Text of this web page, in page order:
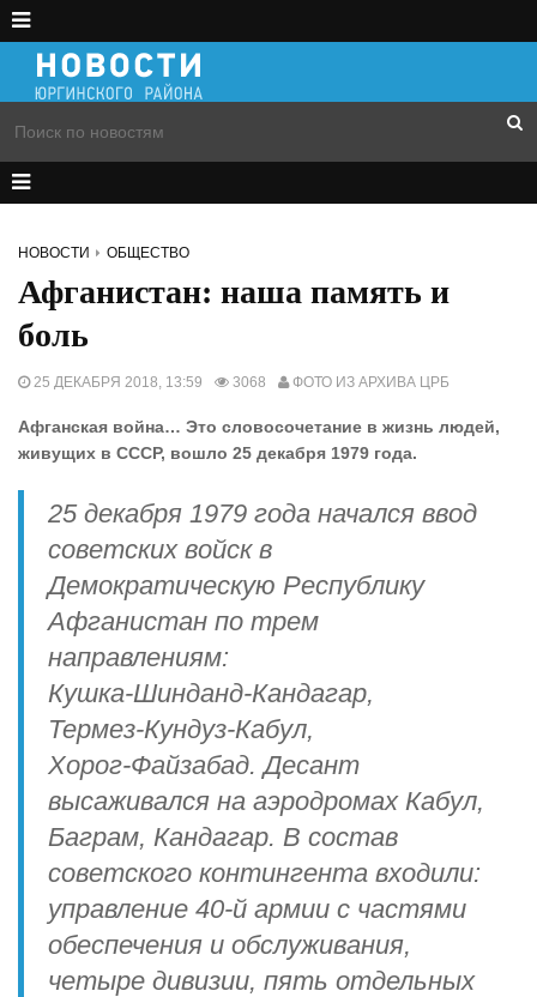
НОВОСТИ ОБЩЕСТВО
Афганистан: наша память и
боль
25 ДЕКАБРЯ 2018, 13:59 3068 ФОТО ИЗ АРХИВА ЦРБ
Афганская война… Это словосочетание в жизнь людей,
живущих в СССР, вошло 25 декабря 1979 года.
25 декабря 1979 года начался ввод
советских войск в
Демократическую Республику
Афганистан по трем
направлениям:
Кушка‑Шинданд‑Кандагар,
Термез‑Кундуз‑Кабул,
Хорог‑Файзабад. Десант
высаживался на аэродромах Кабул,
Баграм, Кандагар. В состав
советского контингента входили:
управление 40‑й армии с частями
обеспечения и обслуживания,
четыре дивизии, пять отдельных